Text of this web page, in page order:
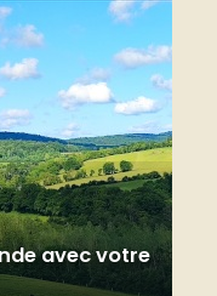
avec votre